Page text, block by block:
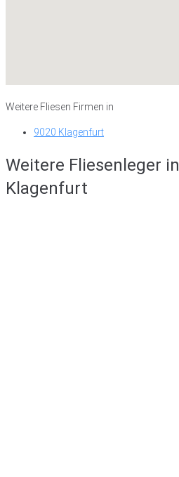
Weitere Fliesen Firmen in
9020 Klagenfurt
Weitere Fliesenleger in
Klagenfurt